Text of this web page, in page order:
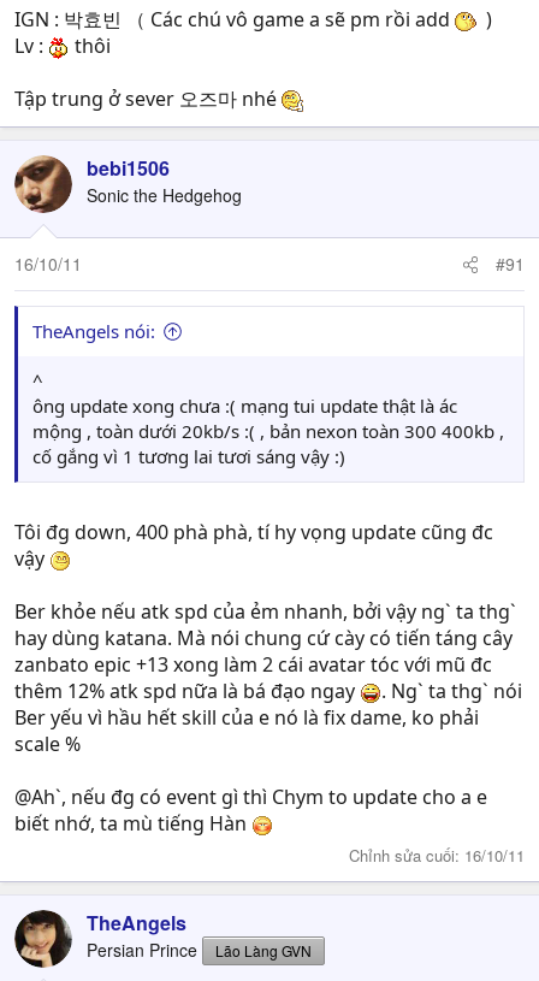
IGN : 박효빈 （ Các chú vô game a sẽ pm rồi add
)
Lv :
thôi
Tập trung ở sever 오즈마 nhé
bebi1506
Sonic the Hedgehog
16/10/11 #91
TheAngels nói:
^
ông update xong chưa :( mạng tui update thật là ác
mộng , toàn dưới 20kb/s :( , bản nexon toàn 300 400kb ,
cố gắng vì 1 tương lai tươi sáng vậy :)
Tôi đg down, 400 phà phà, tí hy vọng update cũng đc
vậy
Ber khỏe nếu atk spd của ẻm nhanh, bởi vậy ng` ta thg`
hay dùng katana. Mà nói chung cứ cày có tiến táng cây
zanbato epic +13 xong làm 2 cái avatar tóc với mũ đc
thêm 12% atk spd nữa là bá đạo ngay
. Ng` ta thg` nói
Ber yếu vì hầu hết skill của e nó là fix dame, ko phải
scale %
@Ah`, nếu đg có event gì thì Chym to update cho a e
biết nhớ, ta mù tiếng Hàn
Chỉnh sửa cuối: 16/10/11
TheAngels
Persian Prince Lão Làng GVN